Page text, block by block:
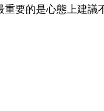
要的是心態上建議